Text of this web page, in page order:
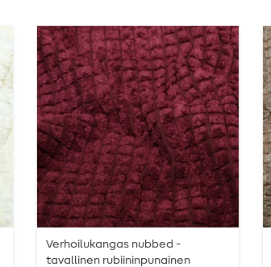
Verhoilukangas nubbed -
tavallinen rubiininpunainen